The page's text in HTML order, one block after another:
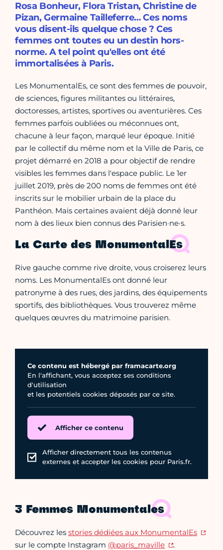
Rosa Bonheur, Flora Tristan, Christine de
Pizan, Germaine Tailleferre… Ces noms
vous disent-ils quelque chose ? Ces
femmes ont toutes eu un destin hors-
norme. A tel point qu'elles ont été
immortalisées à Paris.
Les MonumentalEs, ce sont des femmes de pouvoir,
de sciences, figures militantes ou littéraires,
doctoresses, artistes, sportives ou aventurières. Ces
femmes parfois oubliées ou méconnues ont,
chacune à leur façon, marqué leur époque. Initié
par le collectif du même nom et la Ville de Paris, ce
projet démarré en 2018 a pour objectif de rendre
visibles les femmes dans l'espace public. Le 1er
juillet 2019, près de 200 noms de femmes ont été
inscrits sur le mobilier urbain de la place du
Panthéon. Mais certaines avaient déjà donné leur
nom à des lieux bien connus des Parisien·ne·s.
La Carte des MonumentalEs
Rive gauche comme rive droite, vous croiserez leurs
noms. Les MonumentalEs ont donné leur
patronyme à des rues, des jardins, des équipements
sportifs, des bibliothèques. Vous trouverez même
quelques œuvres du matrimoine parisien.
Ce contenu est hébergé par framacarte.org
En l'affichant, vous acceptez ses conditions
d'utilisation
et les potentiels cookies déposés par ce site.
Afficher ce contenu
Afficher directement tous les contenus
externes et accepter les cookies pour Paris.fr.
3 Femmes Monumentales
Découvrez les stories dédiées aux MonumentalEs
sur le compte Instagram @paris_maville
.